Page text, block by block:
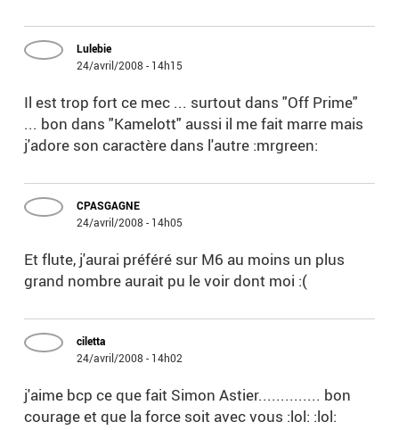
Lulebie
24/avril/2008 - 14h15
Il est trop fort ce mec ... surtout dans "Off Prime"
... bon dans "Kamelott" aussi il me fait marre mais
j'adore son caractère dans l'autre :mrgreen:
CPASGAGNE
24/avril/2008 - 14h05
Et flute, j'aurai préféré sur M6 au moins un plus
grand nombre aurait pu le voir dont moi :(
ciletta
24/avril/2008 - 14h02
j'aime bcp ce que fait Simon Astier.............. bon
courage et que la force soit avec vous :lol: :lol: